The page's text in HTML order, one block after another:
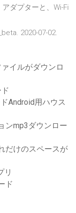
ダプターと、Wi-Fi
2020-07-02.
イルがダウンロ
Android用ハウス
ンmp3ダウンロー
だけのスペースが
リ
ド